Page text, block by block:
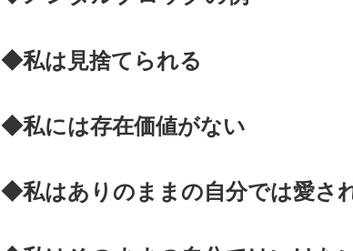
◆私は見捨てられ
◆私には存在価値がな
◆私はありのままの自分では